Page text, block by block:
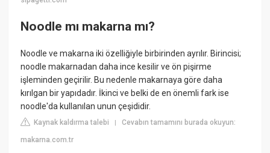
Noodle mı makarna mı?
Noodle ve makarna iki özelliğiyle birbirinden ayrılır. Birincisi;
noodle makarnadan daha ince kesilir ve ön pişirme
işleminden geçirilir. Bu nedenle makarnaya göre daha
kırılgan bir yapıdadır. İkinci ve belki de en önemli fark ise
noodle'da kullanılan unun çeşididir.
Kaynak kaldırma talebi |Cevabın tamamını burada okuyun:
makarna.com.tr